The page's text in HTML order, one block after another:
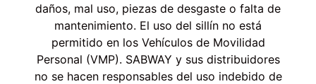
daños, mal uso, piezas de desgaste o falta de
mantenimiento. El uso del sillín no está
permitido en los Vehículos de Movilidad
Personal (VMP). SABWAY y sus distribuidores
no se hacen responsables del uso indebido de